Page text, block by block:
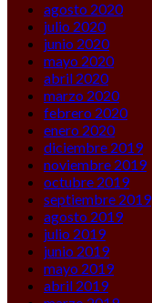
agosto 2020
julio 2020
junio 2020
mayo 2020
abril 2020
marzo 2020
febrero 2020
enero 2020
diciembre 2019
noviembre 2019
octubre 2019
septiembre 2019
agosto 2019
julio 2019
junio 2019
mayo 2019
abril 2019